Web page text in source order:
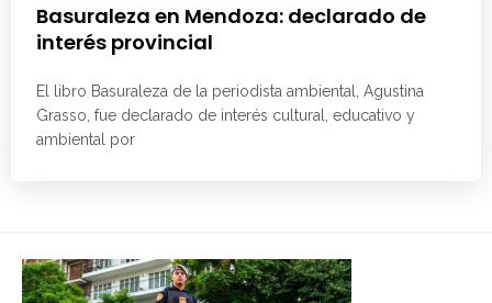
Basuraleza en Mendoza: declarado de
interés provincial
El libro Basuraleza de la periodista ambiental, Agustina
Grasso, fue declarado de interés cultural, educativo y
ambiental por